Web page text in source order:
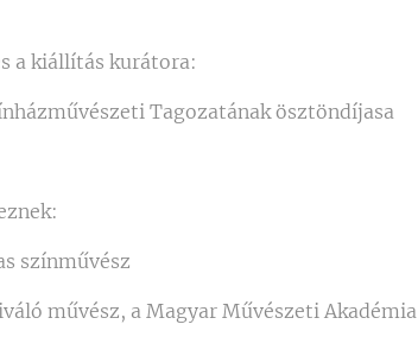
a kiállítás kurátora:
Tagozatának ösztöndíjasa
színművész
művész, a Magyar Művészeti Akadémia